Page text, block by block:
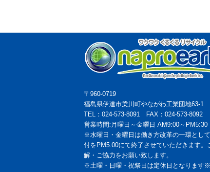
〒960-0719
福島県伊達市梁川町やながわ工業団地63-1
TEL：024-573-8091 FAX：024-573-8092
営業時間:月曜日～金曜日 AM9:00～PM5:30
※水曜日・金曜日は働き方改革の一環とし
付をPM5:00にて終了させていただきます。
解・ご協力をお願い致します。
※土曜・日曜・祝祭日は定休日となります※